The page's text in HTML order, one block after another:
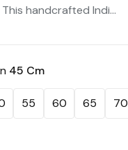
handcrafted Indi...
45 Cm
55 60 65 70